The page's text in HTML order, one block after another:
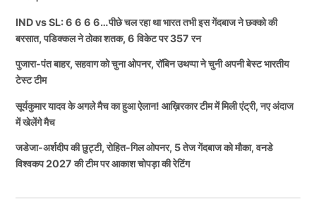
IND vs SL: 6 6 6 6…पीछे चल रहा था भारत तभी इस गेंदबाज ने छक्को की
बरसात, पडिक्कल ने ठोका शतक, 6 विकेट पर 357 रन
पुजारा-पंत बाहर, सहवाग को चुना ओपनर, रॉबिन उथप्पा ने चुनी अपनी बेस्ट भारतीय
टेस्ट टीम
सूर्यकुमार यादव के अगले मैच का हुआ ऐलान! आख़िरकार टीम में मिली एंट्री, नए अंदाज
में खेलेंगे मैच
जडेजा-अर्शदीप की छुट्टी, रोहित-गिल ओपनर, 5 तेज गेंदबाज को मौका, वनडे
विश्वकप 2027 की टीम पर आकाश चोपड़ा की रेटिंग